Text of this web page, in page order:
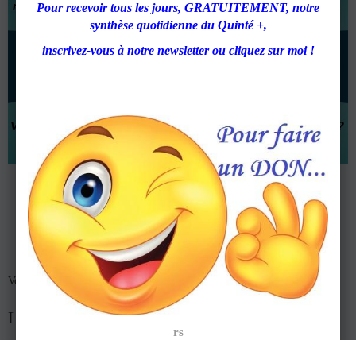
Vous êtes le èmevisiteur
L'hymne du site
Pour recevoir tous les jours, GRATUITEMENT, notre
synthèse quotidienne du Quinté +,
inscrivez-vous à notre newsletter ou cliquez sur moi !
rs